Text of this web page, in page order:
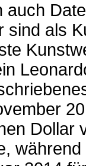
auch
sind als
Dollar